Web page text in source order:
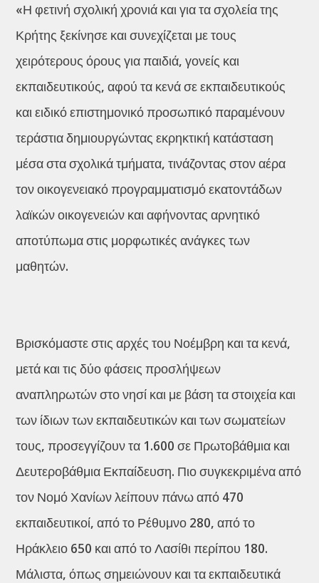
«Η φετινή σχολική χρονιά και για τα σχολεία της
Κρήτης ξεκίνησε και συνεχίζεται με τους
χειρότερους όρους για παιδιά, γονείς και
εκπαιδευτικούς, αφού τα κενά σε εκπαιδευτικούς
και ειδικό επιστημονικό προσωπικό παραμένουν
τεράστια δημιουργώντας εκρηκτική κατάσταση
μέσα στα σχολικά τμήματα, τινάζοντας στον αέρα
τον οικογενειακό προγραμματισμό εκατοντάδων
λαϊκών οικογενειών και αφήνοντας αρνητικό
αποτύπωμα στις μορφωτικές ανάγκες των
μαθητών.
Βρισκόμαστε στις αρχές του Νοέμβρη και τα κενά,
μετά και τις δύο φάσεις προσλήψεων
αναπληρωτών στο νησί και με βάση τα στοιχεία και
των ίδιων των εκπαιδευτικών και των σωματείων
τους, προσεγγίζουν τα 1.600 σε Πρωτοβάθμια και
Δευτεροβάθμια Εκπαίδευση. Πιο συγκεκριμένα από
τον Νομό Χανίων λείπουν πάνω από 470
εκπαιδευτικοί, από το Ρέθυμνο 280, από το
Ηράκλειο 650 και από το Λασίθι περίπου 180.
Μάλιστα, όπως σημειώνουν και τα εκπαιδευτικά